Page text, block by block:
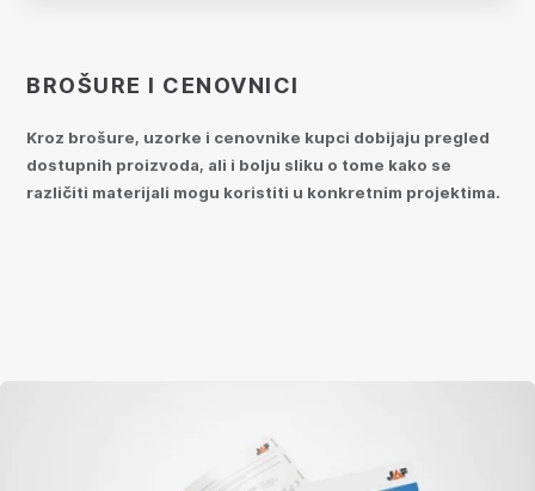
BROŠURE I CENOVNICI
Kroz brošure, uzorke i cenovnike kupci dobijaju pregled
dostupnih proizvoda, ali i bolju sliku o tome kako se
različiti materijali mogu koristiti u konkretnim projektima.